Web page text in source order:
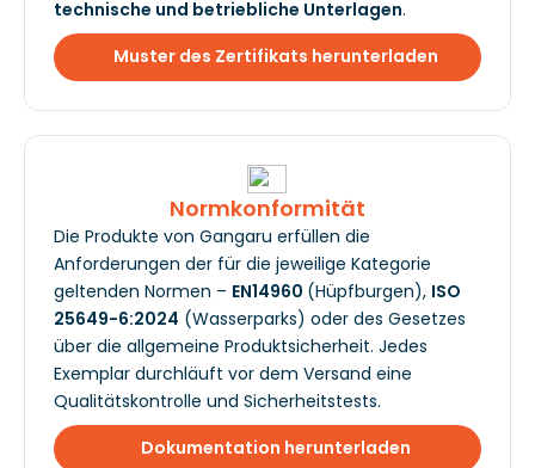
technische und betriebliche Unterlagen.
Muster des Zertifikats herunterladen
Normkonformität
Die Produkte von Gangaru erfüllen die
Anforderungen der für die jeweilige Kategorie
geltenden Normen – EN14960 (Hüpfburgen), ISO
25649-6:2024 (Wasserparks) oder des Gesetzes
über die allgemeine Produktsicherheit. Jedes
Exemplar durchläuft vor dem Versand eine
Qualitätskontrolle und Sicherheitstests.
Dokumentation herunterladen